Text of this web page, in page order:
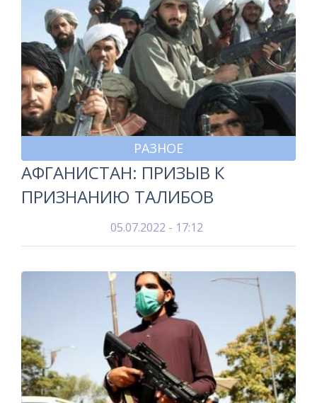
РАЗНОЕ
АФГАНИСТАН: ПРИЗЫВ К
ПРИЗНАНИЮ ТАЛИБОВ
05.07.2022 - 17:12